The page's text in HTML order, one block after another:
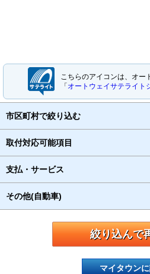
こちらのアイコンは、オー
「 オートウェイサテライト
市区町村で絞り込む
取付対応可能項目
支払・サービス
その他(自動車)
マイタウン